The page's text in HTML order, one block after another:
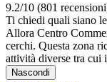
9.2/10 (801
Ti chiedi quali siano
Allora Centro
cerchi. Questa zona
attività diverse tra cui
Nascondi